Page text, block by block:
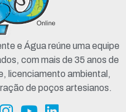
e Água reúne uma equipe
com mais de 35 anos de
licenciamento ambiental,
de poços artesianos.